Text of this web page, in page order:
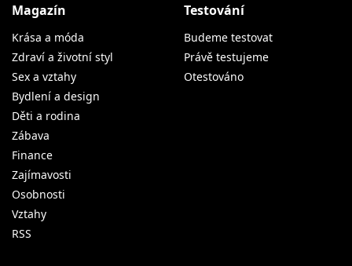
Magazín
Krása a móda
Zdraví a životní styl
Sex a vztahy
Bydlení a design
Děti a rodina
Zábava
Finance
Zajímavosti
Osobnosti
Vztahy
RSS
Testování
Budeme testovat
Právě testujeme
Otestováno